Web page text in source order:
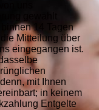
uns
gewählt
14 Tagen
Mitteilung über
eingegangen ist.
mit Ihnen
in keinem
Entgelte